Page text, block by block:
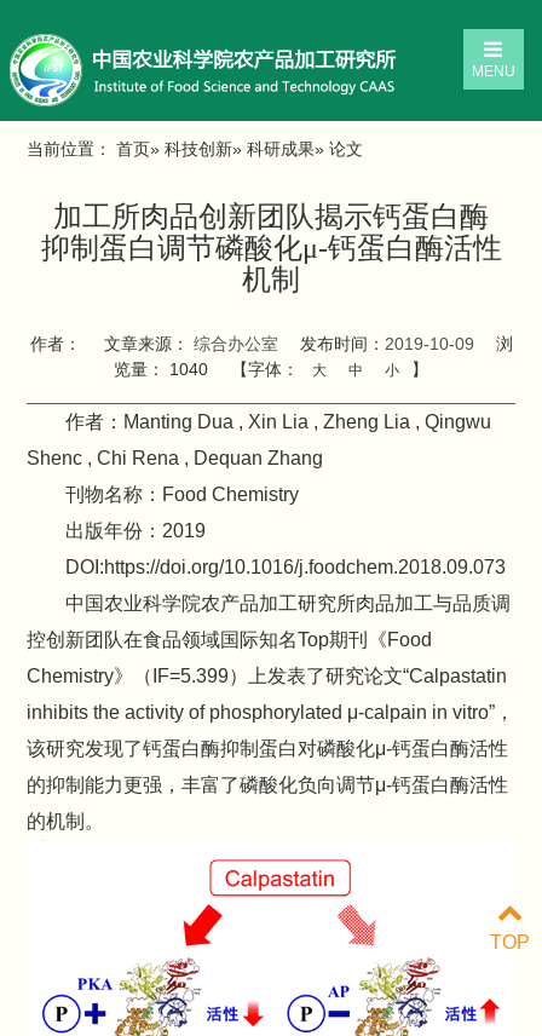
MENU
当前位置：首页»科技创新»科研成果» 论文
加工所肉品创新团队揭示钙蛋白酶
抑制蛋白调节磷酸化μ-钙蛋白酶活性
机制
作者： 文章来源： 综合办公室 发布时间： 2019-10-09
浏
览量： 1040 【字体： 大 中 小 】
作者：Manting Dua , Xin Lia , Zheng Lia , Qingwu
Shenc , Chi Rena , Dequan Zhang
刊物名称：Food Chemistry
出版年份：2019
DOI:https://doi.org/10.1016/j.foodchem.2018.09.073
中国农业科学院农产品加工研究所肉品加工与品质调
控创新团队在食品领域国际知名Top期刊《Food
Chemistry》（IF=5.399）上发表了研究论文“Calpastatin
inhibits the activity of phosphorylated μ-calpain in vitro”，
该研究发现了钙蛋白酶抑制蛋白对磷酸化μ-钙蛋白酶活性
的抑制能力更强，丰富了磷酸化负向调节μ-钙蛋白酶活性
的机制。
TOP